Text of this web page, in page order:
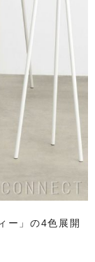
ー」の4色展開